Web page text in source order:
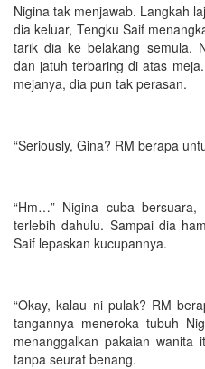
Nigina tak menjawab. Langkah
dia keluar, Tengku Saif
tarik dia ke belakang semula.
dan jatuh terbaring di atas
mejanya, dia pun tak perasan.
“Seriously, Gina? RM berapa
“Hm…” Nigina cuba
terlebih dahulu. Sampai dia
Saif lepaskan kucupannya.
“Okay, kalau ni pulak? RM
tangannya meneroka tubuh
menanggalkan pakaian wanita
tanpa seurat benang.